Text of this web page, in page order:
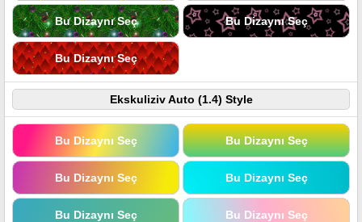
Bu Dizaynı Seç Bu Dizaynı Seç
Bu Dizaynı Seç
Ekskuliziv Auto (1.4) Style
Bu Dizaynı Seç Bu Dizaynı Seç
Bu Dizaynı Seç Bu Dizaynı Seç
Bu Dizaynı Seç Bu Dizaynı Seç